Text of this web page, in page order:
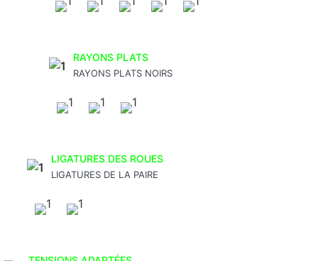
RAYONS PLATS
RAYONS PLATS NOIRS
LIGATURES DES ROUES
LIGATURES DE LA PAIRE